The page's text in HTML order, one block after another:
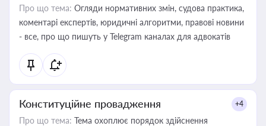
Про що тема: Огляди нормативних змін, судова практика,
коментарі експертів, юридичні алгоритми, правові новини
- все, про що пишуть у Telegram каналах для адвокатів
Конституційне провадження +4
Про що тема: Тема охоплює порядок здійснення